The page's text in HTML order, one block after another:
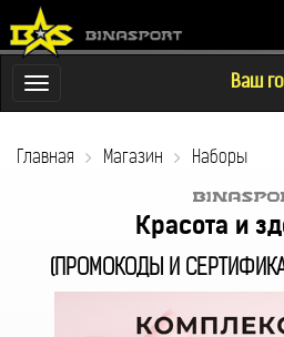
Ваш
Переключатель
навигации
Главная
Магазин Наборы
Красота и